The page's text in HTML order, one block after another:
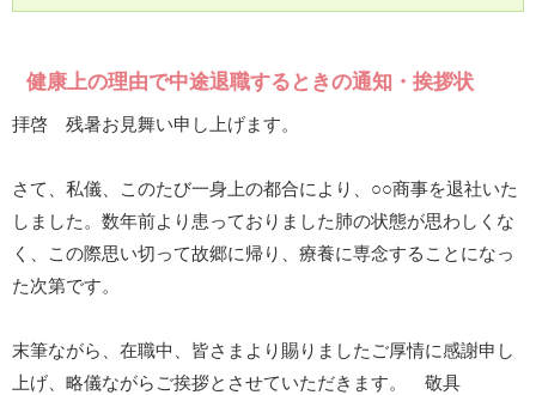
健康上の理由で中途退職するときの通知・挨拶状
拝啓 残暑お見舞い申し上げます。
さて、私儀、このたび一身上の都合により、○○商事を退社いた
しました。数年前より患っておりました肺の状態が思わしくな
く、この際思い切って故郷に帰り、療養に専念することになっ
た次第です。
末筆ながら、在職中、皆さまより賜りましたご厚情に感謝申し
上げ、略儀ながらご挨拶とさせていただきます。 敬具